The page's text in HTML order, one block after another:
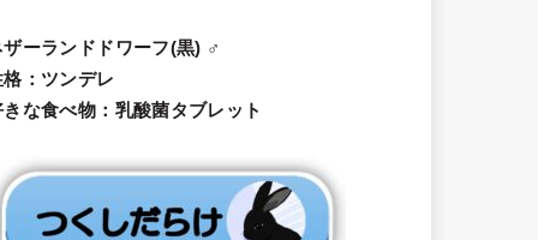
ザーランドドワーフ(黒) ♂
格：ツンデレ
きな食べ物：乳酸菌タブレット